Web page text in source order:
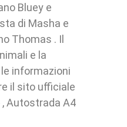
Bluey e
di Masha e
Thomas . Il
e la
informazioni
il sito ufficiale
, Autostrada A4